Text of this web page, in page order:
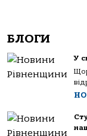
БЛОГИ
У